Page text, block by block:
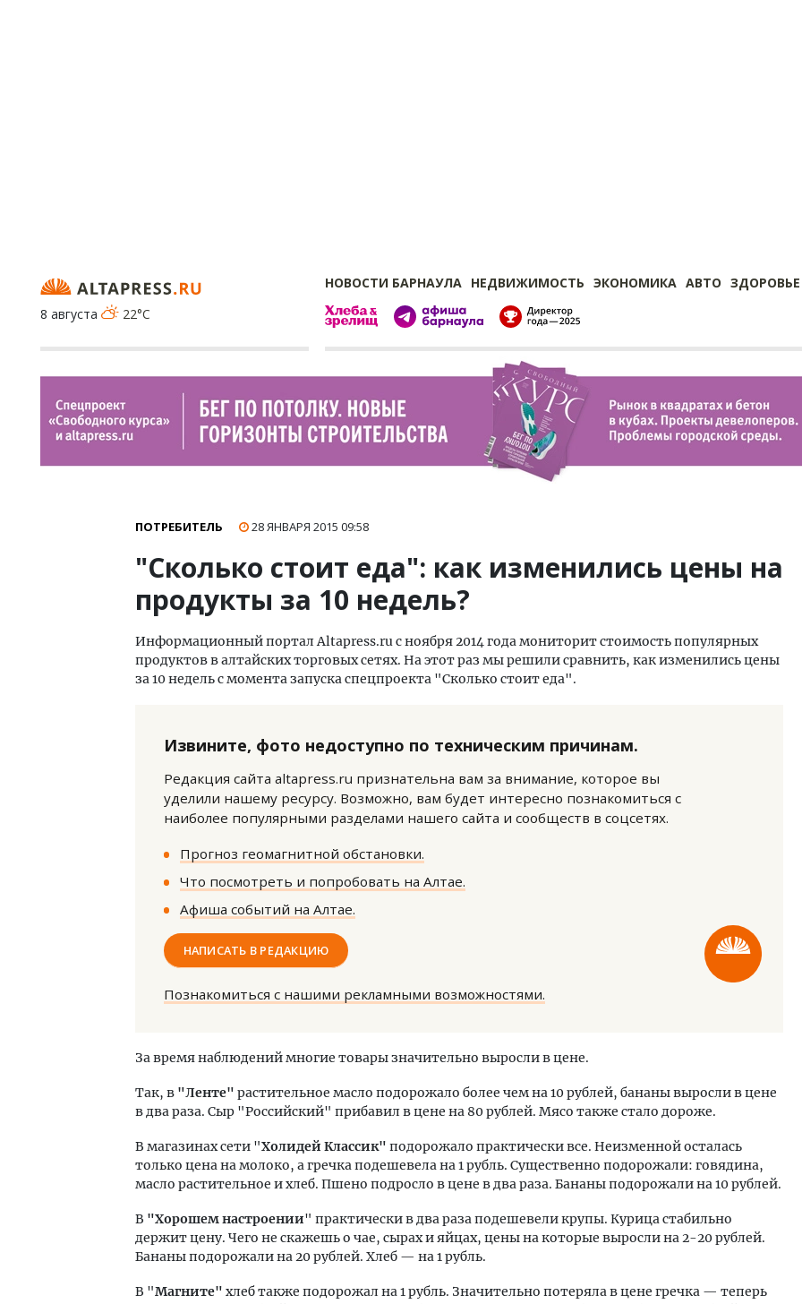
НОВОСТИ БАРНАУЛА НЕДВИЖИМОСТЬ ЭКОНОМИКА АВТО ЗДОРОВЬЕ
8 августа
22°C
ПОТРЕБИТЕЛЬ 28 ЯНВАРЯ 2015 09:58
"Сколько стоит еда": как изменились цены на
продукты за 10 недель?
Информационный портал Altapress.ru с ноября 2014 года мониторит стоимость популярных
продуктов в алтайских торговых сетях. На этот раз мы решили сравнить, как изменились цены
за 10 недель с момента запуска спецпроекта "Сколько стоит еда".
Извините, фото недоступно по техническим причинам.
Редакция сайта altapress.ru признательна вам за внимание, которое вы
уделили нашему ресурсу. Возможно, вам будет интересно познакомиться с
наиболее популярными разделами нашего сайта и сообществ в соцсетях.
Прогноз геомагнитной обстановки.
Что посмотреть и попробовать на Алтае.
Афиша событий на Алтае.
НАПИСАТЬ В РЕДАКЦИЮ
Познакомиться с нашими рекламными возможностями.
За время наблюдений многие товары значительно выросли в цене.
Так, в "Ленте" растительное масло подорожало более чем на 10 рублей, бананы выросли в цене
в два раза. Сыр "Российский" прибавил в цене на 80 рублей. Мясо также стало дороже.
В магазинах сети "Холидей Классик" подорожало практически все. Неизменной осталась
только цена на молоко, а гречка подешевела на 1 рубль. Существенно подорожали: говядина,
масло растительное и хлеб. Пшено подросло в цене в два раза. Бананы подорожали на 10 рублей.
В "Хорошем настроении" практически в два раза подешевели крупы. Курица стабильно
держит цену. Чего не скажешь о чае, сырах и яйцах, цены на которые выросли на 2-20 рублей.
Бананы подорожали на 20 рублей. Хлеб — на 1 рубль.
В "Магните" хлеб также подорожал на 1 рубль. Значительно потеряла в цене гречка — теперь
Смелость архитектурных идей.
Генеральный директор компании
ЗИАС — об эстетике городов,
трендах в фасадах и развитии рынка
Гатилов — о том, как девелоперу
оставаться на плаву, когда рынок
СТРОИТЕЛЬСТВО
Архитектурный код
земли. Мощение